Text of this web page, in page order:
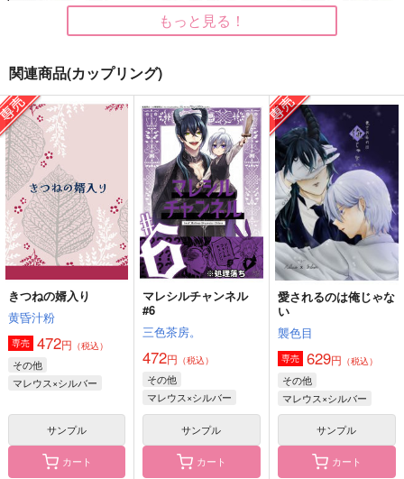
マレシルチャンネル
#5
三色茶房。
629円（税込）
マレウス×シルバー
サンプル
作品詳細
マレシルチャンネル
#1234
三色茶房。
1,729円 （税込）
マレウス×シルバー
サンプル
作品詳細
マレシル再録
三色茶房。
2,357円（税込）
マレウス×シルバー
サンプル
作品詳細
もっと見る！
関連商品(カップリング)
きつねの婿入り
黄昏汁粉
専売 472円 （税込）
その他
マレウス×シルバー
サンプル
カート
マレシルチャンネル
#6
三色茶房。
472円 （税込）
その他
マレウス×シルバー
サンプル
カート
愛されるのは俺じゃな
い
襲色目
専売 629円 （税込）
その他
マレウス×シルバー
サンプル
カート